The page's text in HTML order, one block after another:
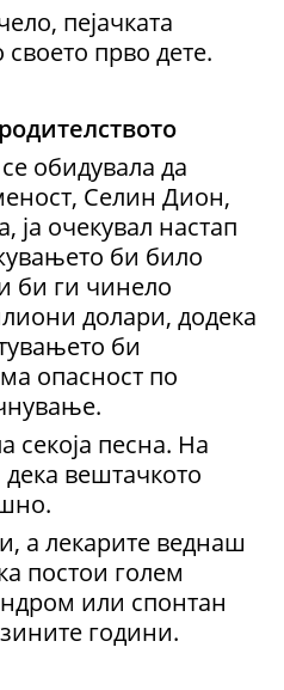
пејачката
прво дете.
обидувала да
Селин Дион,
ја очекувал настап
би било
би ги чинело
долари, додека
би
опасност по
секоја песна. На
дека вештачкото
а лекарите веднаш
постои голем
или спонтан
години.